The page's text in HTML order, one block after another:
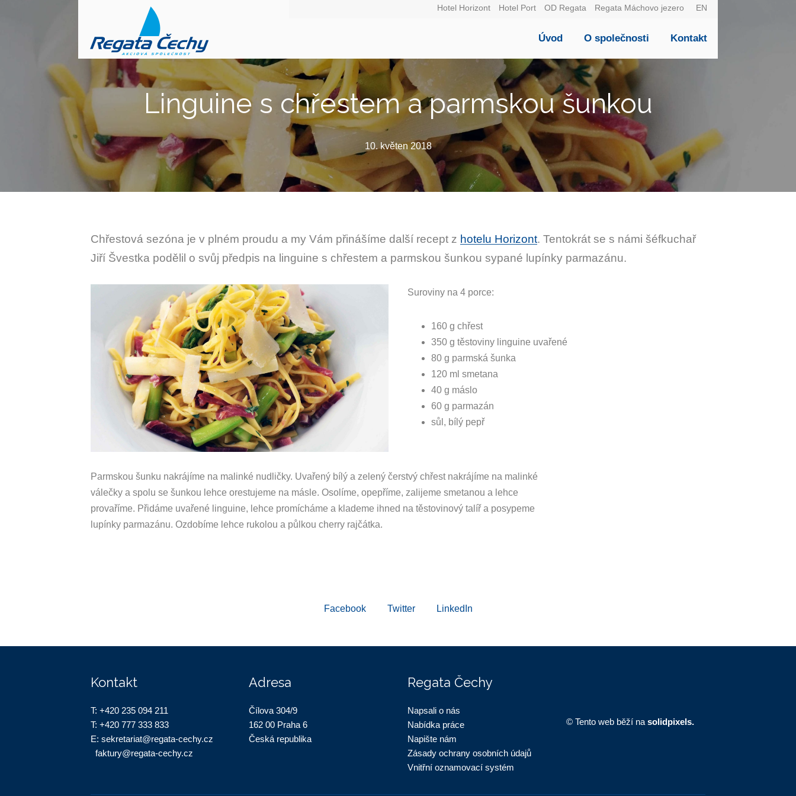
Hotel Horizont Hotel Port OD Regata Regata Máchovo jezero CZ
EN
Úvod O společnosti Kontakt
Linguine s chřestem a parmskou šunkou
10. květen 2018
Chřestová sezóna je v plném proudu a my Vám přinášíme další recept z hotelu Horizont. Tentokrát se s námi šéfkuchař
Jiří Švestka podělil o svůj předpis na linguine s chřestem a parmskou šunkou sypané lupínky parmazánu.
Suroviny na 4 porce:
160 g chřest
350 g těstoviny linguine uvařené
80 g parmská šunka
120 ml smetana
40 g máslo
60 g parmazán
sůl, bílý pepř
Parmskou šunku nakrájíme na malinké nudličky. Uvařený bílý a zelený čerstvý chřest nakrájíme na malinké
válečky a spolu se šunkou lehce orestujeme na másle. Osolíme, opepříme, zalijeme smetanou a lehce
provaříme. Přidáme uvařené linguine, lehce promícháme a klademe ihned na těstovinový talíř a posypeme
lupínky parmazánu. Ozdobíme lehce rukolou a půlkou cherry rajčátka.
Facebook Twitter LinkedIn
Kontakt
T: +420 235 094 211
T: +420 777 333 833
E: sekretariat@regata-cechy.cz
faktury@regata-cechy.cz
Adresa
Čílova 304/9
162 00 Praha 6
Česká republika
Regata Čechy
Napsali o nás
Nabídka práce
Napište nám
Zásady ochrany osobních údajů
Vnitřní oznamovací systém
© Tento web běží na solidpixels.